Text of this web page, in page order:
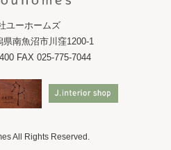
ユーホームズ
県南魚沼市川窪1200-1
FAX 025-775-7044
All Rights Reserved.